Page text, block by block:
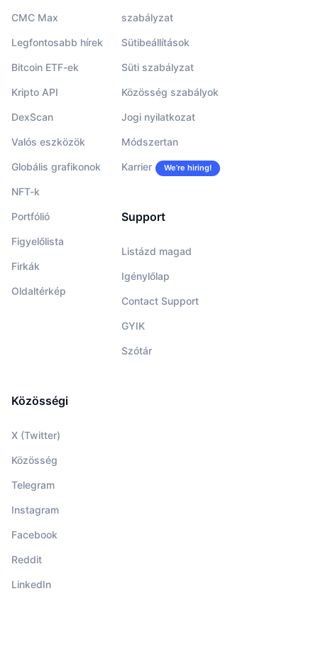
CMC Max
Legfontosabb hírek
Bitcoin ETF-ek
Kripto API
DexScan
Valós eszközök
Globális grafikonok
NFT-k
Portfólió
Figyelőlista
Firkák
Oldaltérkép
szabályzat
Sütibeállítások
Süti szabályzat
Közösség szabályok
Jogi nyilatkozat
Módszertan
Karrier We’re hiring!
Support
Listázd magad
Igénylőlap
Contact Support
GYIK
Szótár
Közösségi
X (Twitter)
Közösség
Telegram
Instagram
Facebook
Reddit
LinkedIn